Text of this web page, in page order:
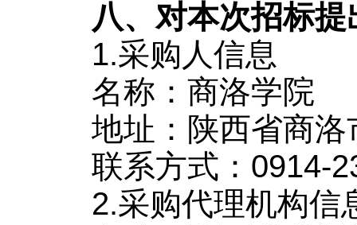
八、对本次招标
1.采购人信息
名称：商洛学院
地址：陕西省商
联系方式：0914-
2.采购代理机构信